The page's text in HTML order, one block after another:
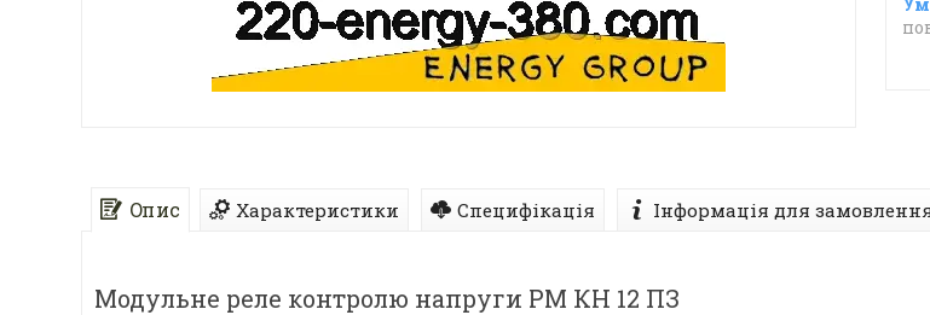
Опис Характеристики Специфікація Інформація для
Модульне реле контролю напруги РМ КН 12 ПЗ